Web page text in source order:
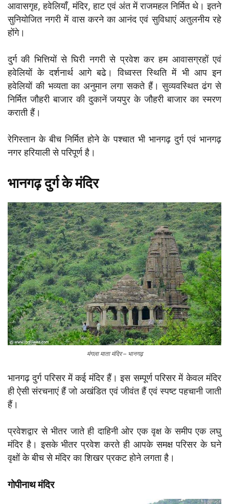
आवासगृह, हवेलियाँ, मंदिर, हाट एवं अंत में राजमहल निर्मित थे। इतने
सुनियोजित नगरी में वास करने का आनंद एवं सुविधाएं अतुलनीय रहे
होंगे।
दुर्ग की भित्तियों से घिरी नगरी से प्रवेश कर हम आवासग्रहों एवं
हवेलियों के दर्शनार्थ आगे बढे। विध्वस्त स्थिति में भी आप इन
हवेलियों की भव्यता का अनुमान लगा सकते हैं। सुव्यवस्थित ढंग से
निर्मित जौहरी बाजार की दुकानें जयपुर के जौहरी बाजार का स्मरण
कराती हैं।
रेगिस्तान के बीच निर्मित होने के पश्चात भी भानगढ़ दुर्ग एवं भानगढ़
नगर हरियाली से परिपूर्ण है।
भानगढ़ दुर्ग के मंदिर
मंगला माता मंदिर – भानगढ़
भानगढ़ दुर्ग परिसर में कई मंदिर हैं। इस सम्पूर्ण परिसर में केवल मंदिर
ही ऐसी संरचनाएं हैं जो अखंडित एवं जीवंत हैं एवं स्पष्ट पहचानी जाती
हैं।
प्रवेशद्वार से भीतर जाते ही दाहिनी ओर एक वृक्ष के समीप एक लघु
मंदिर है। इसके भीतर प्रवेश करते ही आपके समक्ष परिसर के घने
वृक्षों के बीच से मंदिर का शिखर प्रकट होने लगता है।
गोपीनाथ मंदिर